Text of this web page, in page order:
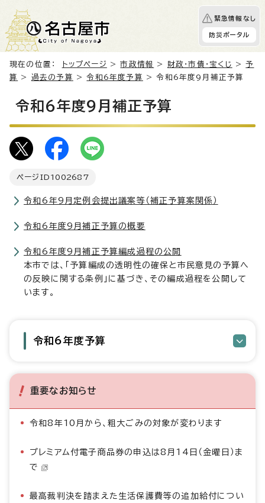
緊急情報なし
防災ポータル
現在の位置： トップページ >市政情報 > 財政・市債・宝くじ >予
算
> 過去の予算 >令和6年度予算 > 令和6年度9月補正予算
令和6年度9月補正予算
ページID 1002687
令和6年9月定例会提出議案等（補正予算案関係）
令和6年度9月補正予算の概要
令和6年度9月補正予算編成過程の公開
本市では、「予算編成の透明性の確保と市民意見の予算へ
の反映に関する条例」に基づき、その編成過程を公開して
います。
令和6年度予算
重要なお知らせ
令和8年10月から、粗大ごみの対象が変わります
プレミアム付電子商品券の申込は8月14日（金曜日）ま
で
最高裁判決を踏まえた生活保護費等の追加給付につい